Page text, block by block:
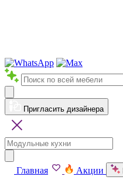
Пригласить дизайнера
Главная Акции